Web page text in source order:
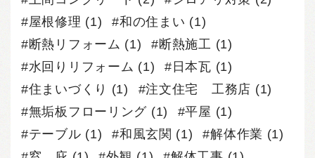
屋根修理 (1) 和の住まい (1)
断熱リフォーム (1) 断熱施工 (1)
水回りリフォーム (1) 日本瓦 (1)
住まいづくり (1) 注文住宅 工務店 (1)
無垢板フローリング (1) 平屋 (1)
テーブル (1) 和風玄関 (1) 解体作業 (1)